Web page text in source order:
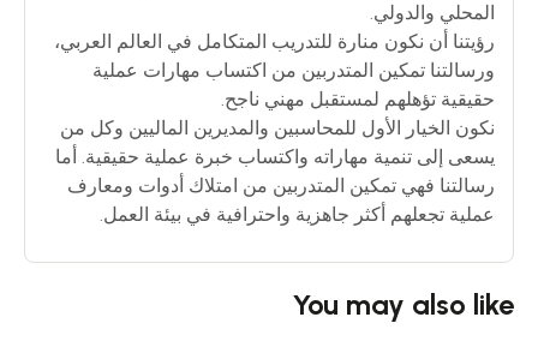
المحلي والدولي.
رؤيتنا أن نكون منارة للتدريب المتكامل في العالم العربي،
ورسالتنا تمكين المتدربين من اكتساب مهارات عملية
حقيقية تؤهلهم لمستقبل مهني ناجح.
نكون الخيار الأول للمحاسبين والمديرين الماليين وكل من
يسعى إلى تنمية مهاراته واكتساب خبرة عملية حقيقية. أما
رسالتنا فهي تمكين المتدربين من امتلاك أدوات ومعارف
عملية تجعلهم أكثر جاهزية واحترافية في بيئة العمل.
You may also like